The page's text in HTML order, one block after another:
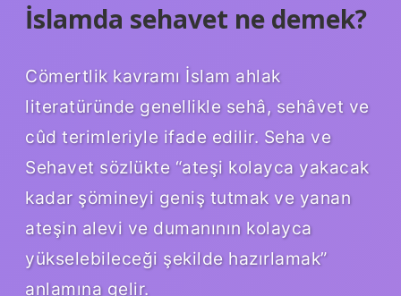
İslamda sehavet ne demek?
Cömertlik kavramı İslam ahlak
literatüründe genellikle sehâ, sehâvet ve
cûd terimleriyle ifade edilir. Seha ve
Sehavet sözlükte “ateşi kolayca yakacak
kadar şömineyi geniş tutmak ve yanan
ateşin alevi ve dumanının kolayca
yükselebileceği şekilde hazırlamak”
anlamına gelir.